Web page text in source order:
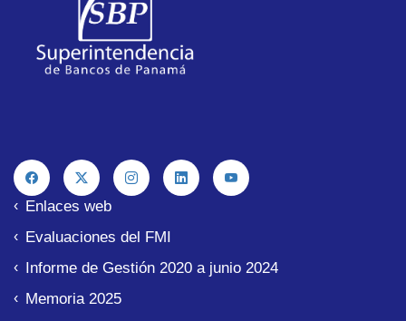
Enlaces web
Evaluaciones del FMI
Informe de Gestión 2020 a junio 2024
Memoria 2025